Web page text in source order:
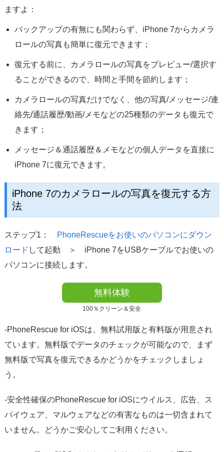
ますよ：
バックアップの有無にも関わらず、iPhone 7からカメラ
ロールの写真も簡単に復元できます；
復元する前に、カメラロールの写真をプレビュー/選択す
ることができるので、時間と手間を節約します；
カメラロールの写真だけでなく、他の写真/メッセージ/連
絡先/通話履歴/動画/メモなどの25種類のデータも復元で
きます；
メッセージ＆通話履歴＆メモなどの個人データを直接に
iPhone 7に復元できます。
iPhone 7のカメラロールの写真を復元する方
法
ステップ1：
PhoneRescueをお使いのパソコンにダウン
ロード して起動 ＞ iPhone 7をUSBケーブルでお使いの
パソコンに接続します。
無料体験
100％クリーン＆安全
-PhoneRescue for iOSは、無料試用版と有料版が用意され
ています。無料版でデータのチェックが可能なので、まず
無料版で写真を復元できるかどうかをチェックしましょ
う。
-安全性確保のPhoneRescue for iOSにウイルス、広告、ス
パイウェア、マルウェアなどの有害なものは一切含まれて
いません。どうかご安心してご利用ください。